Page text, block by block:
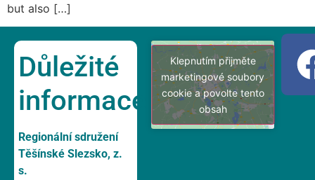
but also […]
Důležité
informace
Regionální sdružení
Těšínské Slezsko, z.
s.
Klepnutím přijměte
marketingové soubory
cookie a povolte tento
obsah